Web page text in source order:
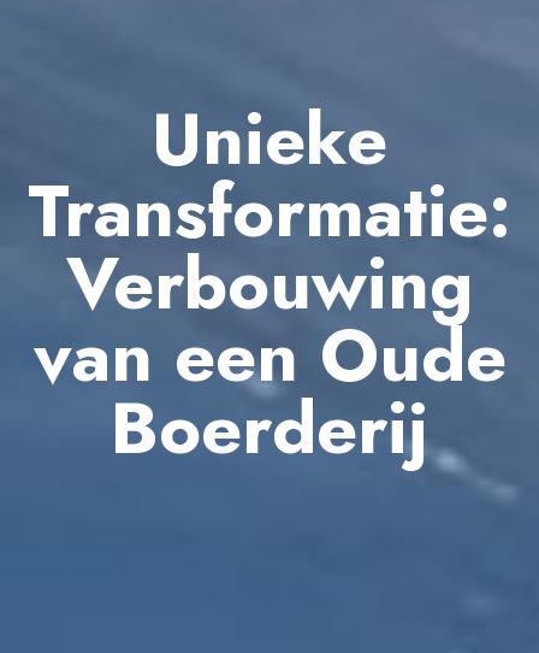
Unieke
Transformatie:
Verbouwing
van een Oude
Boerderij